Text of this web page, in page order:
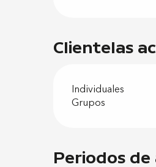
Clientelas
Individuales
Grupos
Periodos